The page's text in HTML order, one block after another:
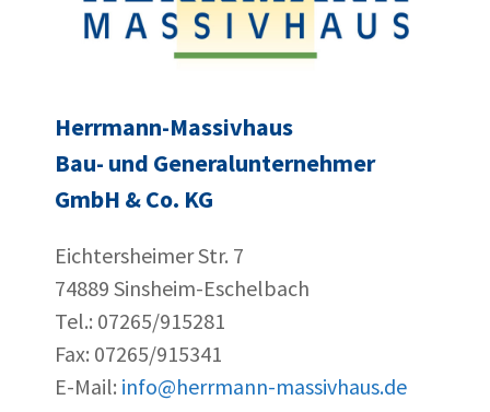
Herrmann-Massivhaus
Bau- und Generalunternehmer
GmbH & Co. KG
Eichtersheimer Str. 7
74889 Sinsheim-Eschelbach
Tel.: 07265/915281
Fax: 07265/915341
E-Mail: info@herrmann-massivhaus.de